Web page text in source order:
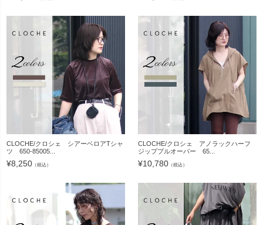
CLOCHE/クロシェ シアーベロアTシャ
ツ 650-85005...
¥8,250 （税込）
CLOCHE/クロシェ アノラックハーフ
ジッププルオーバー 65...
¥10,780 （税込）